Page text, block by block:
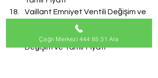
Vaillant Emniyet Ventili Değişim ve
Vaillant Doldurma Musluğu
Değişim ve Tamir Fiyatı
Çağrı Merkezi 444 85 31 Ara